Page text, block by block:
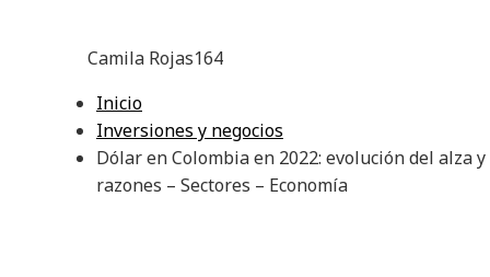
Camila Rojas164
Inicio
Inversiones y negocios
Dólar en Colombia en 2022: evolución del alza y
razones – Sectores – Economía